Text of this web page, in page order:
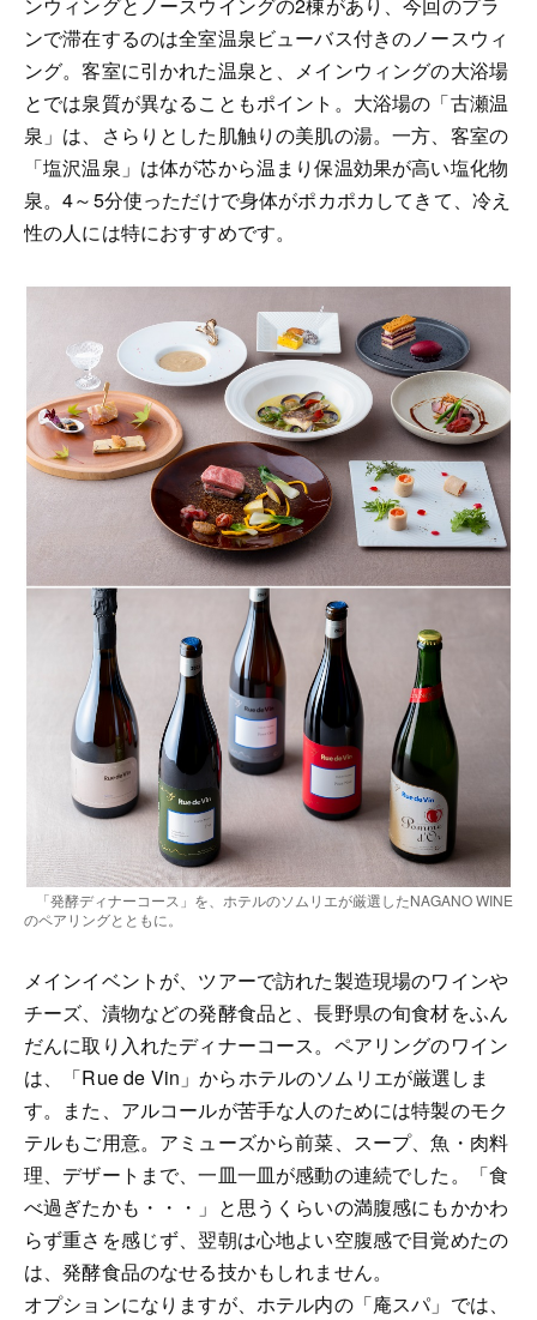
ンで滞在するのは全室温泉ビューバス付きのノースウィ
ング。客室に引かれた温泉と、メインウィングの大浴場
とでは泉質が異なることもポイント。大浴場の「古瀬温
泉」は、さらりとした肌触りの美肌の湯。一方、客室の
「塩沢温泉」は体が芯から温まり保温効果が高い塩化物
泉。4～5分使っただけで身体がポカポカしてきて、冷え
性の人には特におすすめです。
「発酵ディナーコース」を、ホテルのソムリエが厳選したNAGANO WINE
のペアリングとともに。
メインイベントが、ツアーで訪れた製造現場のワインや
チーズ、漬物などの発酵食品と、長野県の旬食材をふん
だんに取り入れたディナーコース。ペアリングのワイン
は、「Rue de Vin」からホテルのソムリエが厳選しま
す。また、アルコールが苦手な人のためには特製のモク
テルもご用意。アミューズから前菜、スープ、魚・肉料
理、デザートまで、一皿一皿が感動の連続でした。「食
べ過ぎたかも・・・」と思うくらいの満腹感にもかかわ
らず重さを感じず、翌朝は心地よい空腹感で目覚めたの
は、発酵食品のなせる技かもしれません。
オプションになりますが、ホテル内の「庵スパ」では、